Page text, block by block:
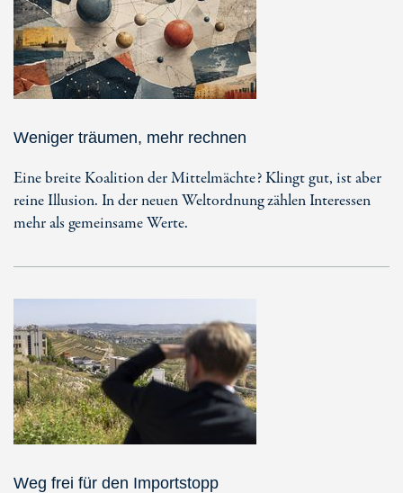
Weniger träumen, mehr rechnen
Eine breite Koalition der Mittelmächte? Klingt gut, ist aber
reine Illusion. In der neuen Weltordnung zählen Interessen
mehr als gemeinsame Werte.
Weg frei für den Importstopp